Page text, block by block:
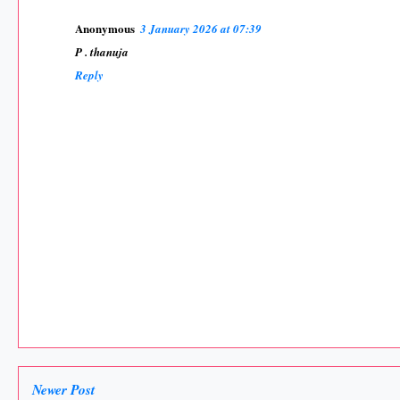
Anonymous 3 January 2026 at 07:39
P . thanuja
Reply
Newer Post